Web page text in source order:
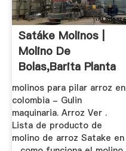
Satáke Molinos |
Molino De
Bolas,Barita Planta
De ...
molinos para pilar arroz en
colombia - Gulin
maquinaria. Arroz Ver .
Lista de producto de
molino de arroz Satake en